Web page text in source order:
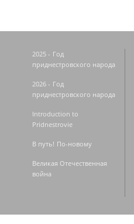
2025 - Год
приднестровского народа
2026 - Год
приднестровского народа
Introduction to
Pridnestrovie
В путь! По-новому
Великая Отечественная
война